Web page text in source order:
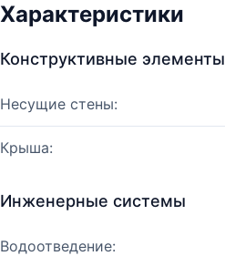
Характеристики
Конструктивные элементы
Несущие стены:
Крыша:
Инженерные системы
Водоотведение: